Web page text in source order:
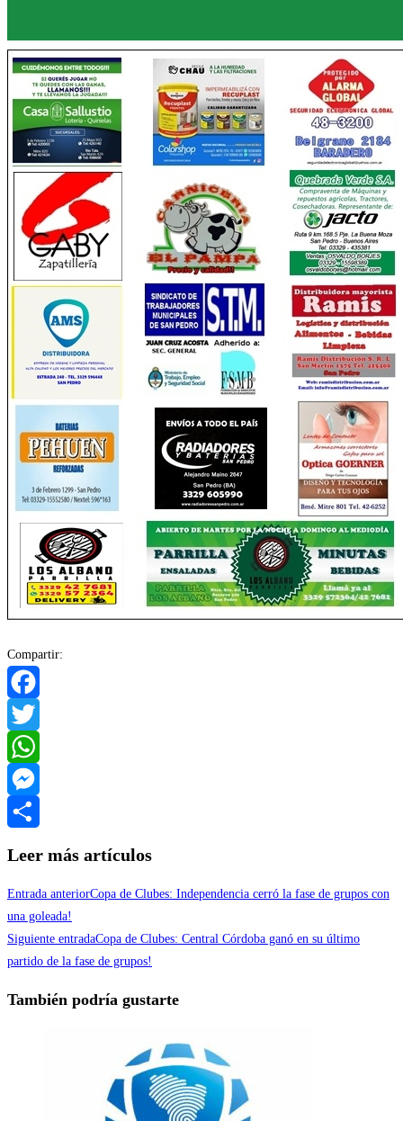
Compartir:
Facebook
Twitter
WhatsApp
Messenger
Leer más artículos
Entrada anteriorCopa de Clubes: Independencia cerró la fase de grupos con
una goleada!
Siguiente entradaCopa de Clubes: Central Córdoba ganó en su último
partido de la fase de grupos!
También podría gustarte